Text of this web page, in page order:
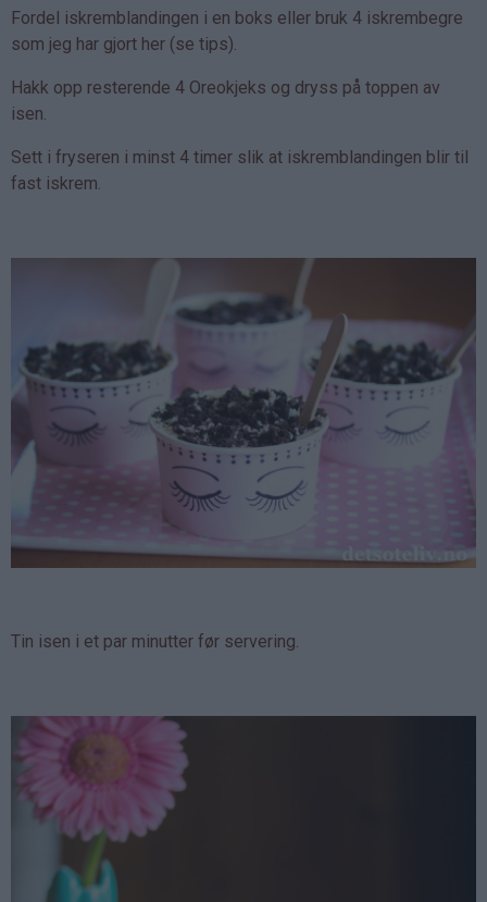
Fordel iskremblandingen i en boks eller bruk 4 iskrembegre
som jeg har gjort her (se tips).
Hakk opp resterende 4 Oreokjeks og dryss på toppen av
isen.
Sett i fryseren i minst 4 timer slik at iskremblandingen blir til
fast iskrem.
Tin isen i et par minutter før servering.